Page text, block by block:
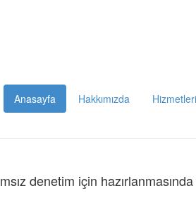
Anasayfa Hakkımızda
denetim için